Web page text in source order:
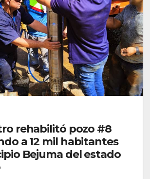
rehabilitó pozo #8
a 12 mil habitantes
Bejuma del estado